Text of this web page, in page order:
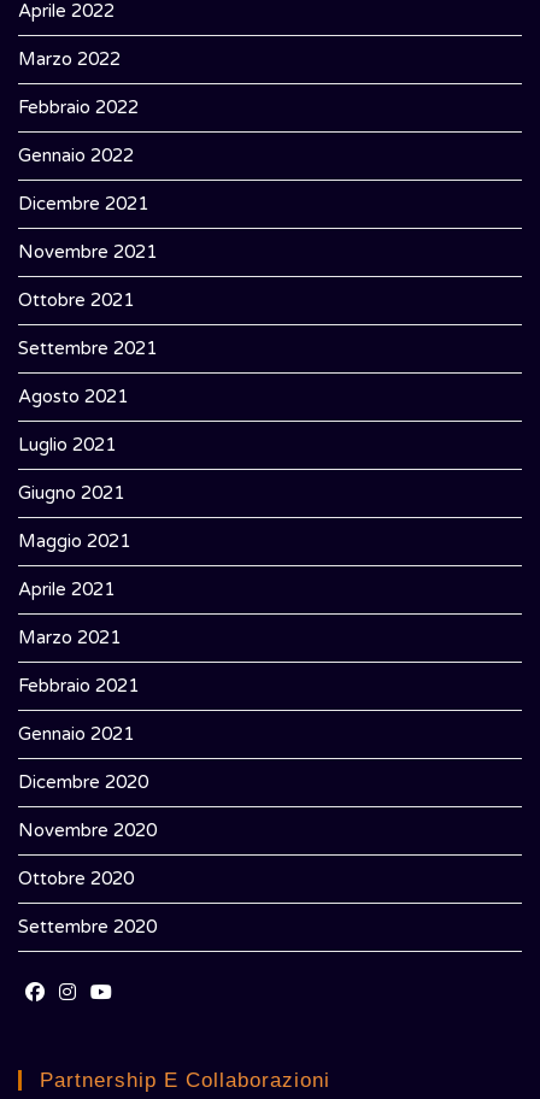
Aprile 2022
Marzo 2022
Febbraio 2022
Gennaio 2022
Dicembre 2021
Novembre 2021
Ottobre 2021
Settembre 2021
Agosto 2021
Luglio 2021
Giugno 2021
Maggio 2021
Aprile 2021
Marzo 2021
Febbraio 2021
Gennaio 2021
Dicembre 2020
Novembre 2020
Ottobre 2020
Settembre 2020
a
a
Partnership E Collaborazioni